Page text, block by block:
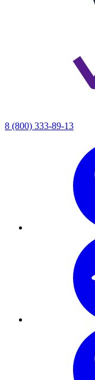
8 (800) 333-89-13